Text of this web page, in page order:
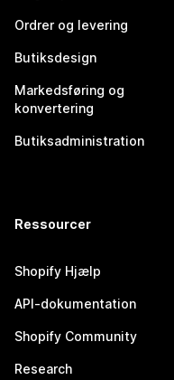
Ordrer og levering
Butiksdesign
Markedsføring og
konvertering
Butiksadministration
Ressourcer
Shopify Hjælp
API-dokumentation
Shopify Community
Research